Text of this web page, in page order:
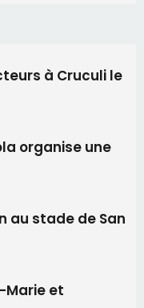
à Cruculi le
organise une
au stade de San
Marie et